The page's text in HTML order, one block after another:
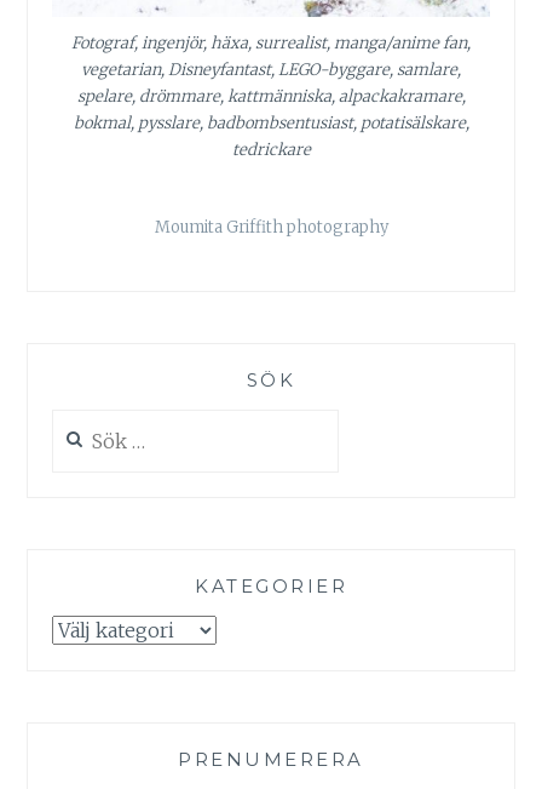
Fotograf, ingenjör, häxa, surrealist, manga/anime fan,
vegetarian, Disneyfantast, LEGO-byggare, samlare,
spelare, drömmare, kattmänniska, alpackakramare,
bokmal, pysslare, badbombsentusiast, potatisälskare,
tedrickare
Moumita Griffith photography
SÖK
efter:
KATEGORIER
Kategorier
PRENUMERERA